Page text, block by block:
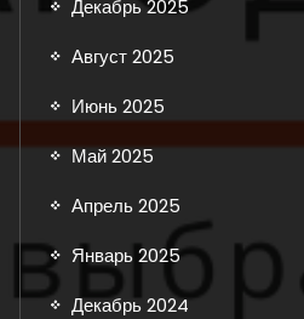
Декабрь 2025
Август 2025
Июнь 2025
Май 2025
Апрель 2025
Январь 2025
Декабрь 2024